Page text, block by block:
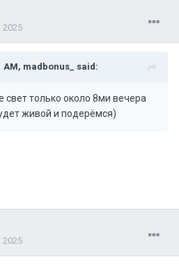
2025
AM, madbonus_ said:
свет только около 8ми вечера
живой и подерёмся)
2025